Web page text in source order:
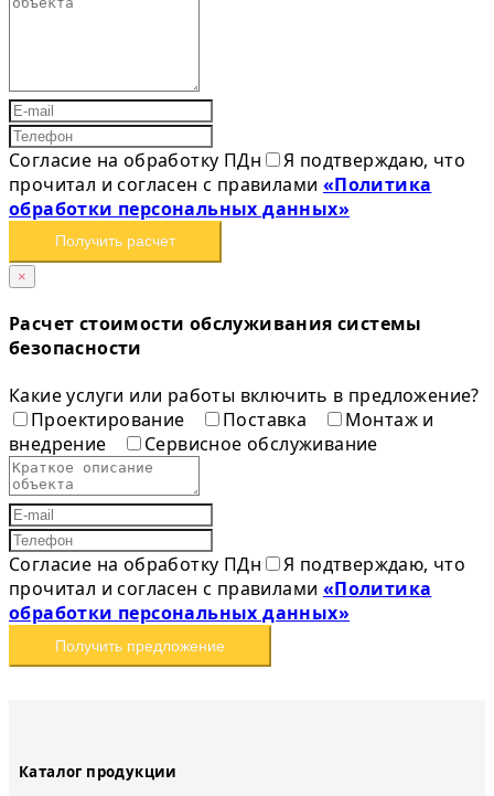
Согласие на обработку ПДн
Я подтверждаю, что
прочитал и согласен с правилами «Политика
обработки персональных данных»
Получить расчет
×
Расчет стоимости обслуживания системы
безопасности
Какие услуги или работы включить в предложение?
Проектирование
Поставка
Монтаж и
внедрение
Сервисное обслуживание
Согласие на обработку ПДн
Я подтверждаю, что
прочитал и согласен с правилами «Политика
обработки персональных данных»
Получить предложение
Каталог продукции